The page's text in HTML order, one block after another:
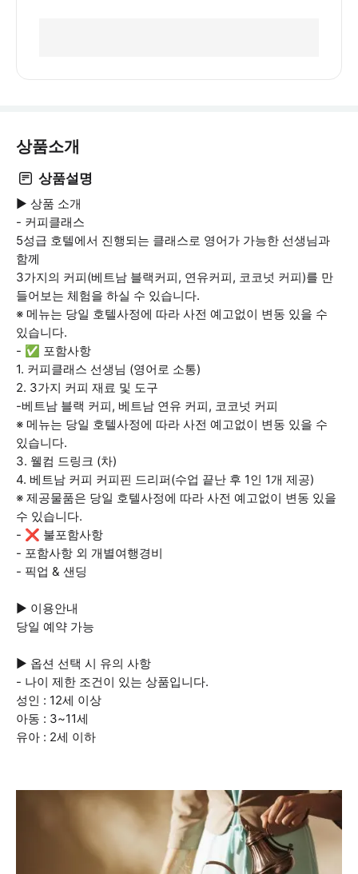
상품소개
상품설명
▶ 상품 소개
- 커피클래스
5성급 호텔에서 진행되는 클래스로 영어가 가능한 선생님과
함께
3가지의 커피(베트남 블랙커피, 연유커피, 코코넛 커피)를 만
들어보는 체험을 하실 수 있습니다.
※ 메뉴는 당일 호텔사정에 따라 사전 예고없이 변동 있을 수
있습니다.
- ✅ 포함사항
1. 커피클래스 선생님 (영어로 소통)
2. 3가지 커피 재료 및 도구
-베트남 블랙 커피, 베트남 연유 커피, 코코넛 커피
※ 메뉴는 당일 호텔사정에 따라 사전 예고없이 변동 있을 수
있습니다.
3. 웰컴 드링크 (차)
4. 베트남 커피 커피핀 드리퍼(수업 끝난 후 1인 1개 제공)
※ 제공물품은 당일 호텔사정에 따라 사전 예고없이 변동 있을
수 있습니다.
- ❌ 불포함사항
- 포함사항 외 개별여행경비
- 픽업 & 샌딩
▶ 이용안내
당일 예약 가능
▶ 옵션 선택 시 유의 사항
- 나이 제한 조건이 있는 상품입니다.
성인 : 12세 이상
아동 : 3~11세
유아 : 2세 이하